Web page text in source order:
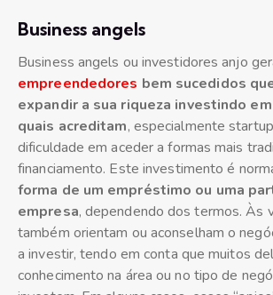
Business angels
Business angels ou investidores anjo
empreendedores bem sucedidos
expandir a sua riqueza investindo
quais acreditam, especialmente
dificuldade em aceder a formas mais
financiamento. Este investimento é
forma de um empréstimo ou uma
empresa, dependendo dos termos. Às
também orientam ou aconselham o
a investir, tendo em conta que muitos
conhecimento na área ou no tipo de